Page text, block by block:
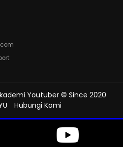
Youtuber © Since 2020
Hubungi Kami